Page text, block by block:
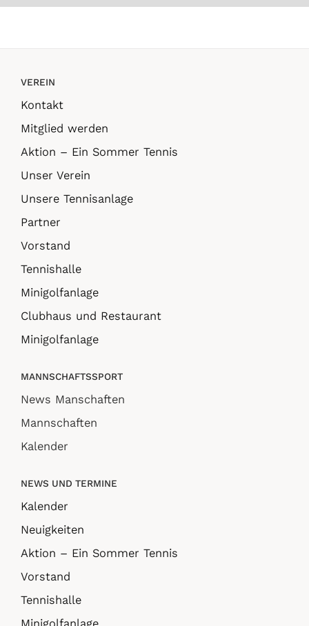
VEREIN
Kontakt
Mitglied werden
Aktion – Ein Sommer Tennis
Unser Verein
Unsere Tennisanlage
Partner
Vorstand
Tennishalle
Minigolfanlage
Clubhaus und Restaurant
Minigolfanlage
MANNSCHAFTSSPORT
News Manschaften
Mannschaften
Kalender
NEWS UND TERMINE
Kalender
Neuigkeiten
Aktion – Ein Sommer Tennis
Vorstand
Tennishalle
Minigolfanlage